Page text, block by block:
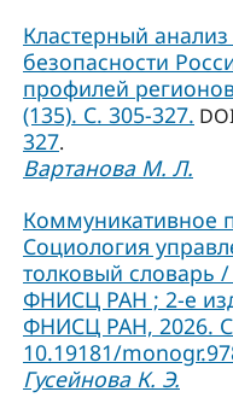
Кластерный
безопасности
профилей
(135). С. 305-327.
327.
Вартанова М. Л.
Коммуникативное
Социология
толковый словарь
ФНИСЦ РАН ; 2-е
ФНИСЦ РАН, 2026.
10.19181/
Гусейнова К. Э.